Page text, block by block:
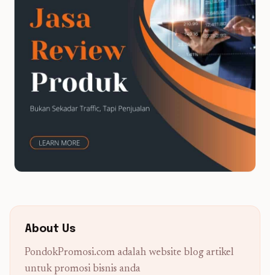
About Us
PondokPromosi.com adalah website blog artikel
untuk promosi bisnis anda